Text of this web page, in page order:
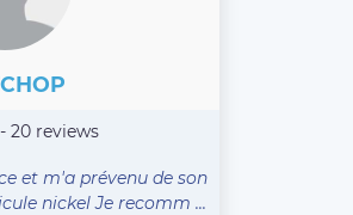
20 reviews
et m'a prévenu de son
nickel Je recomm ...